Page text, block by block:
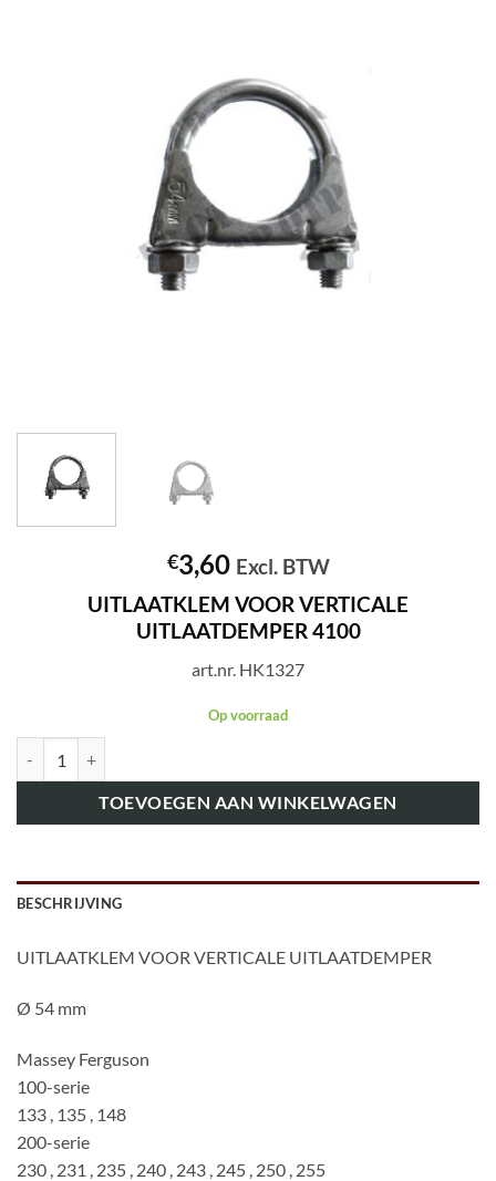
€3,60 Excl. BTW
UITLAATKLEM VOOR VERTICALE
UITLAATDEMPER 4100
art.nr. HK1327
Op voorraad
TOEVOEGEN AAN WINKELWAGEN
BESCHRIJVING
UITLAATKLEM VOOR VERTICALE UITLAATDEMPER
Ø 54 mm
Massey Ferguson
100-serie
133 , 135 , 148
200-serie
230 , 231 , 235 , 240 , 243 , 245 , 250 , 255